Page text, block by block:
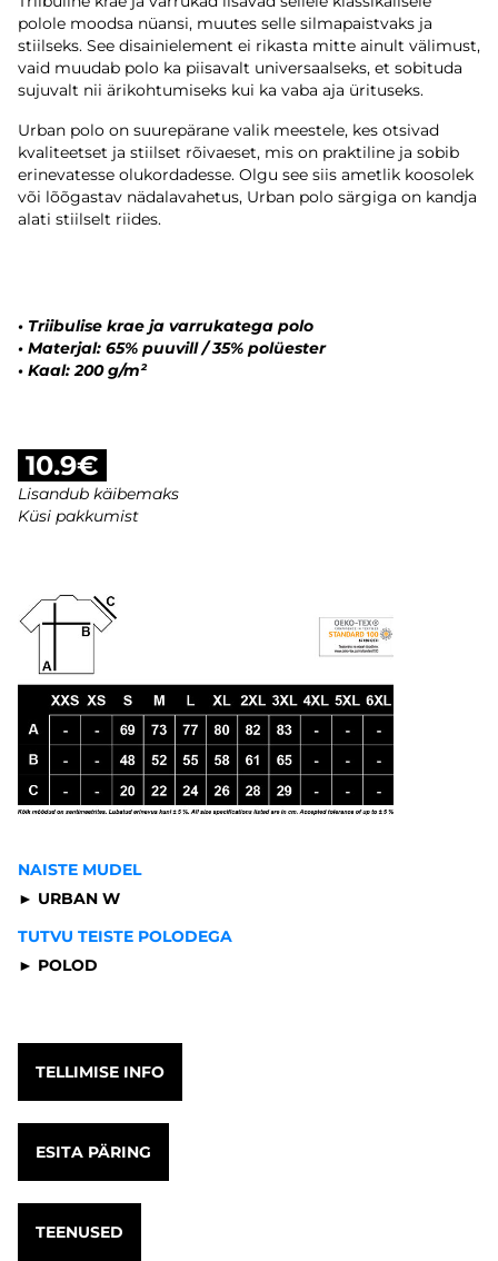
polole moodsa nüansi, muutes selle silmapaistvaks ja
stiilseks. See disainielement ei rikasta mitte ainult välimust,
vaid muudab polo ka piisavalt universaalseks, et sobituda
sujuvalt nii ärikohtumiseks kui ka vaba aja ürituseks.
Urban polo on suurepärane valik meestele, kes otsivad
kvaliteetset ja stiilset rõivaeset, mis on praktiline ja sobib
erinevatesse olukordadesse. Olgu see siis ametlik koosolek
või lõõgastav nädalavahetus, Urban polo särgiga on kandja
alati stiilselt riides.
• Triibulise krae ja varrukatega polo
• Materjal: 65% puuvill / 35% polüester
• Kaal: 200 g/m²
10.9€
Lisandub käibemaks
Küsi pakkumist
NAISTE MUDEL
► URBAN W
TUTVU TEISTE POLODEGA
► POLOD
TELLIMISE INFO
ESITA PÄRING
TEENUSED